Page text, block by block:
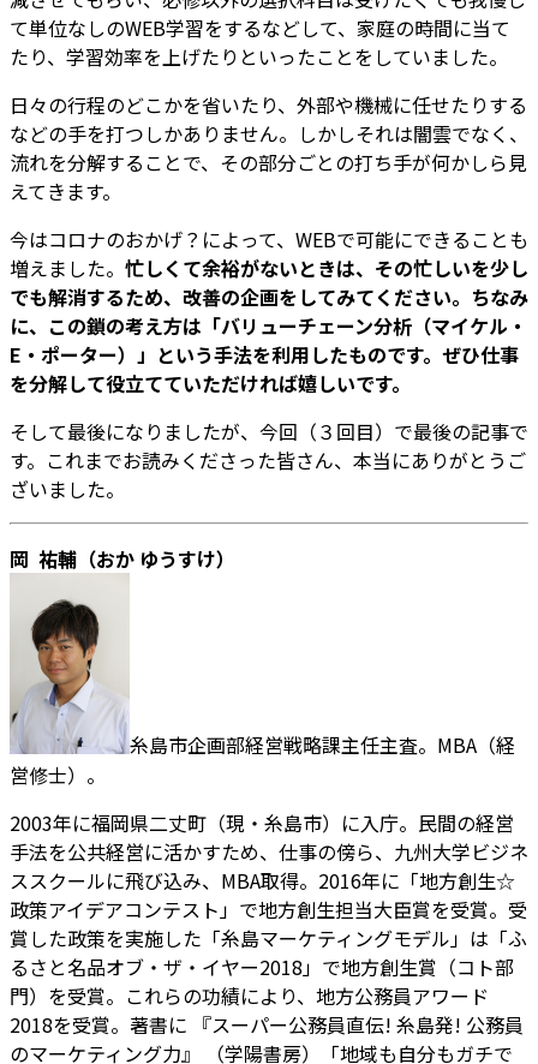
て単位なしのWEB学習をするなどして、家庭の時間に当て
たり、学習効率を上げたりといったことをしていました。
日々の行程のどこかを省いたり、外部や機械に任せたりする
などの手を打つしかありません。しかしそれは闇雲でなく、
流れを分解することで、その部分ごとの打ち手が何かしら見
えてきます。
今はコロナのおかげ？によって、WEBで可能にできることも
増えました。 忙しくて余裕がないときは、その忙しいを少し
でも解消するため、改善の企画をしてみてください。ちなみ
に、この鎖の考え方は「バリューチェーン分析（マイケル・
E・ポーター）」という手法を利用したものです。ぜひ仕事
を分解して役立てていただければ嬉しいです。
そして最後になりましたが、今回（３回目）で最後の記事で
す。これまでお読みくださった皆さん、本当にありがとうご
ざいました。
岡 祐輔（おか ゆうすけ）
糸島市企画部経営戦略課主任主査。MBA（経
営修士）。
2003年に福岡県二丈町（現・糸島市）に入庁。民間の経営
手法を公共経営に活かすため、仕事の傍ら、九州大学ビジネ
ススクールに飛び込み、MBA取得。2016年に「地方創生☆
政策アイデアコンテスト」で地方創生担当大臣賞を受賞。受
賞した政策を実施した「糸島マーケティングモデル」は「ふ
るさと名品オブ・ザ・イヤー2018」で地方創生賞（コト部
門）を受賞。これらの功績により、地方公務員アワード
2018を受賞。著書に 『スーパー公務員直伝! 糸島発! 公務員
のマーケティング力』 （学陽書房）「地域も自分もガチで